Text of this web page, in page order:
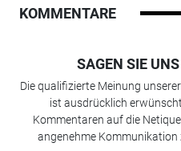
KOMMENTARE
SAGEN SIE
Die qualifizierte Meinung
ist ausdrücklich
Kommentaren auf die
angenehme Kommunikation